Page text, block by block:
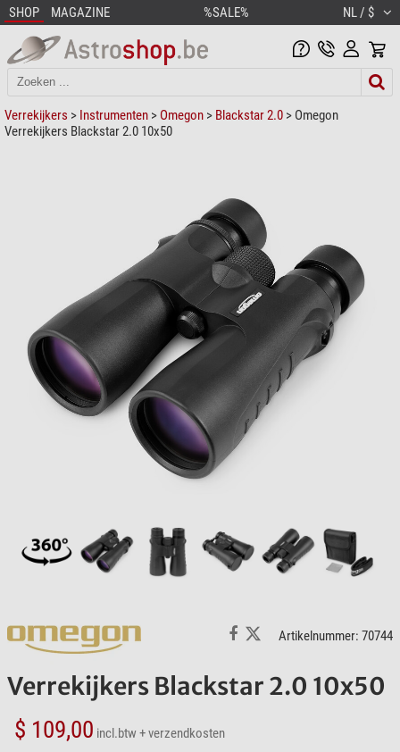
SHOP MAGAZINE %SALE% NL / $
Verrekijkers > Instrumenten > Omegon > Blackstar 2.0 > Omegon
Verrekijkers Blackstar 2.0 10x50
Artikelnummer: 70744
Verrekijkers Blackstar 2.0 10x50
$ 109,00 incl.btw+ verzendkosten